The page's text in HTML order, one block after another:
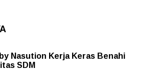
Nasution Kerja Keras Benahi
SDM